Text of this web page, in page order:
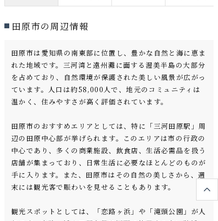
田原市の周辺情報
田原市は愛知県の南東部に位置し、豊かな自然と海に恵ま
れた地域です。三河湾と遠州灘に面する渥美半島の大部分
を占めており、自然環境が保護された美しい風景が広がっ
ています。人口は約58,000人で、地元のコミュニティは
温かく、住みやすさが高く評価されています。
田原市のおすすめエリアとしては、特に「三河田原駅」周
辺の田原中心部が挙げられます。このエリアは市の行政の
中心であり、多くの商業施設、飲食店、生活必需品を扱う
店舗が集まっており、日常生活に必要なほとんどのものが
手に入ります。また、田原市はその自然の美しさから、週
末には観光客で賑わいを見せることもあります。
観光スポットとしては、「恋路ヶ浜」や「滝頭公園」が人